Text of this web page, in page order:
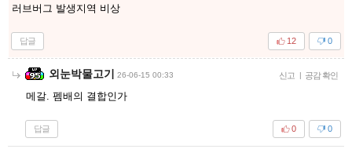
러브버그 발생지역 비상
답글 0
12
외눈박물고기 26-06-15 00:33 신고 | 공감 확인
메갈. 펨배의 결합인가
답글 0
0